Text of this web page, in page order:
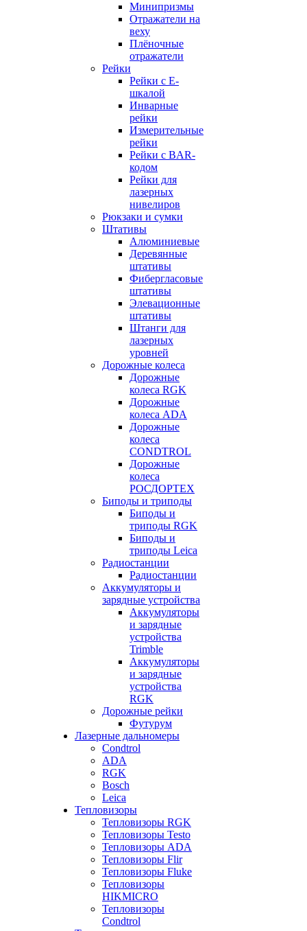
Минипризмы
Отражатели на
веху
Плёночные
отражатели
Рейки
Рейки с E-
шкалой
Инварные
рейки
Измерительные
рейки
Рейки с BAR-
кодом
Рейки для
лазерных
нивелиров
Рюкзаки и сумки
Штативы
Алюминиевые
Деревянные
штативы
Фибергласовые
штативы
Элевационные
штативы
Штанги для
лазерных
уровней
Дорожные колеса
Дорожные
колеса RGK
Дорожные
колеса ADA
Дорожные
колеса
CONDTROL
Дорожные
колеса
РОСДОРТЕХ
Биподы и триподы
Биподы и
триподы RGK
Биподы и
триподы Leica
Радиостанции
Радиостанции
Аккумуляторы и
зарядные устройства
Аккумуляторы
и зарядные
устройства
Trimble
Аккумуляторы
и зарядные
устройства
RGK
Дорожные рейки
Футурум
Лазерные дальномеры
Condtrol
ADA
RGK
Bosch
Leica
Тепловизоры
Тепловизоры RGK
Тепловизоры Testo
Тепловизоры ADA
Тепловизоры Flir
Тепловизоры Fluke
Тепловизоры
HIKMICRO
Тепловизоры
Condtrol